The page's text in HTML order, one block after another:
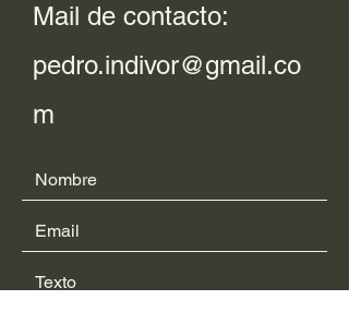
Mail de contacto:
pedro.indivor@gmail.co
m